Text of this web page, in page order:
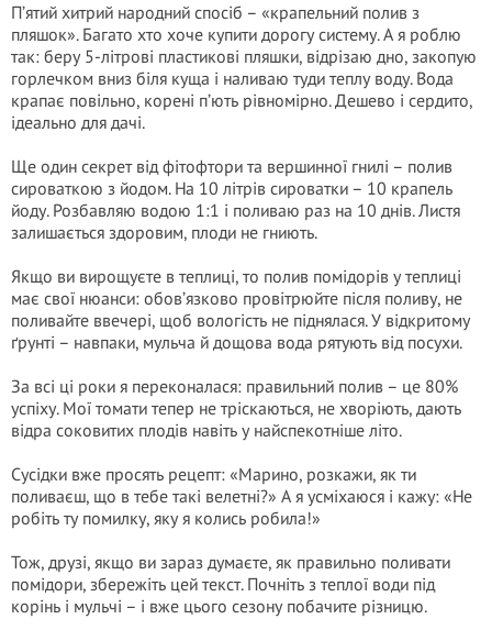
П’ятий хитрий народний спосіб – «крапельний полив з
пляшок». Багато хто хоче купити дорогу систему. А я роблю
так: беру 5-літрові пластикові пляшки, відрізаю дно, закопую
горлечком вниз біля куща і наливаю туди теплу воду. Вода
крапає повільно, корені п’ють рівномірно. Дешево і сердито,
ідеально для дачі.
Ще один секрет від фітофтори та вершинної гнилі – полив
сироваткою з йодом. На 10 літрів сироватки – 10 крапель
йоду. Розбавляю водою 1:1 і поливаю раз на 10 днів. Листя
залишається здоровим, плоди не гниють.
Якщо ви вирощуєте в теплиці, то полив помідорів у теплиці
має свої нюанси: обов’язково провітрюйте після поливу, не
поливайте ввечері, щоб вологість не піднялася. У відкритому
ґрунті – навпаки, мульча й дощова вода рятують від посухи.
За всі ці роки я переконалася: правильний полив – це 80%
успіху. Мої томати тепер не тріскаються, не хворіють, дають
відра соковитих плодів навіть у найспекотніше літо.
Сусідки вже просять рецепт: «Марино, розкажи, як ти
поливаєш, що в тебе такі велетні?» А я усміхаюся і кажу: «Не
робіть ту помилку, яку я колись робила!»
Тож, друзі, якщо ви зараз думаєте, як правильно поливати
помідори, збережіть цей текст. Почніть з теплої води під
корінь і мульчі – і вже цього сезону побачите різницю.